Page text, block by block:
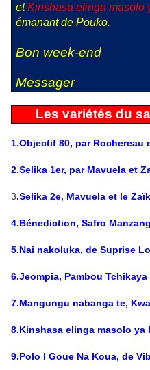
etKinshasa elinga masolo
émanant de Pouko.
Bon week-end
Messager
Les variétés du
1.Objectif 80, par Rochereau
2.Selika 1er, par Mavuela et
3.Selika 2e, Mavuela et le
4.Bénediction, Safro
5.Nai nakoluka, de Suprise
6.Jeompia, Pambou Tchikaya
7.Mangungu nabanga te,
8.Kinshasa elinga masolo ya
9.Polo I Goue Na Koua, de